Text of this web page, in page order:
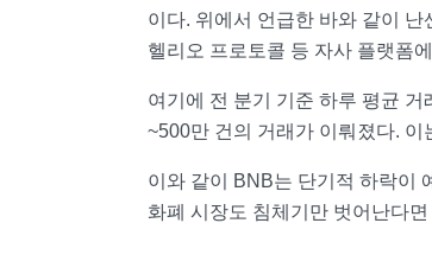
이다. 위에서 언급한 바와 같이
헬리오 프로토콜 등 자사 플랫폼
여기에 전 분기 기준 하루 평균 거
~500만 건의 거래가 이뤄졌다.
이와 같이 BNB는 단기적 하락이
화폐 시장도 침체기만 벗어난다